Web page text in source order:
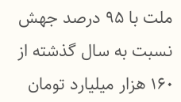
ملت با ۹۵ درصد جهش
نسبت به سال گذشته از
۱۶۰ هزار میلیارد تومان